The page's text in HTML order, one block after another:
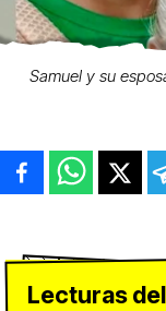
Samuel y su
Lecturas